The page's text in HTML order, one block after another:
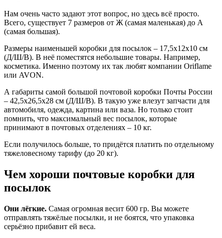
Нам очень часто задают этот вопрос, но здесь всё просто.
Всего, существует 7 размеров от Ж (самая маленькая) до А
(самая большая).
Размеры наименьшей коробки для посылок – 17,5x12x10 см
(Д/Ш/В). В неё поместятся небольшие товары. Например,
косметика. Именно поэтому их так любят компании Oriflame
или AVON.
А габариты самой большой почтовой коробки Почты России
– 42,5х26,5х28 см (Д/Ш/В). В такую уже влезут запчасти для
автомобиля, одежда, картина или ваза. Но только стоит
помнить, что максимальный вес посылок, которые
принимают в почтовых отделениях – 10 кг.
Если получилось больше, то придётся платить по отдельному
тяжеловесному тарифу (до 20 кг).
Чем хороши почтовые коробки для
посылок
Они лёгкие. Самая огромная весит 600 гр. Вы можете
отправлять тяжёлые посылки, и не боятся, что упаковка
серьёзно прибавит ей веса.